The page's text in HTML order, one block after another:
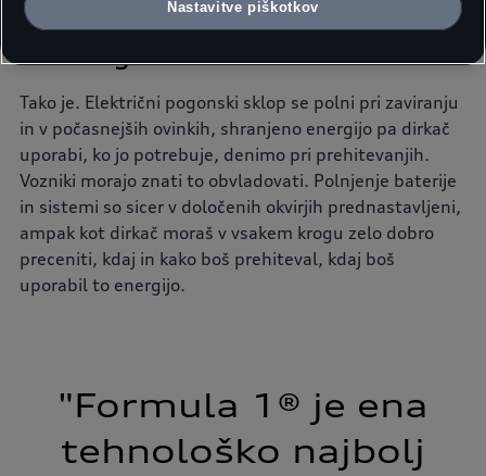
Poleg vozniških so torej pomembne
tudi druge veščine.
Tako je. Električni pogonski sklop se polni pri zaviranju
in v počasnejših ovinkih, shranjeno energijo pa dirkač
uporabi, ko jo potrebuje, denimo pri prehitevanjih.
Vozniki morajo znati to obvladovati. Polnjenje baterije
in sistemi so sicer v določenih okvirjih prednastavljeni,
ampak kot dirkač moraš v vsakem krogu zelo dobro
preceniti, kdaj in kako boš prehiteval, kdaj boš
uporabil to energijo.
"Formula 1® je ena
tehnološko najbolj
Nastavitve piškotkov